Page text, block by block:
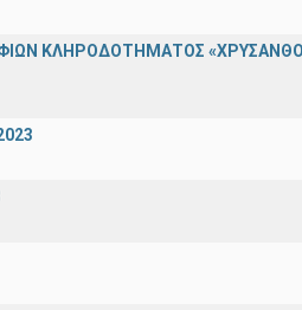
ΚΛΗΡΟΔΟΤΗΜΑΤΟΣ